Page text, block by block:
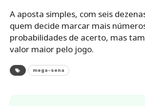
A aposta simples, com seis
quem decide marcar mais
probabilidades de acerto, mas
valor maior pelo jogo.
mega-sena